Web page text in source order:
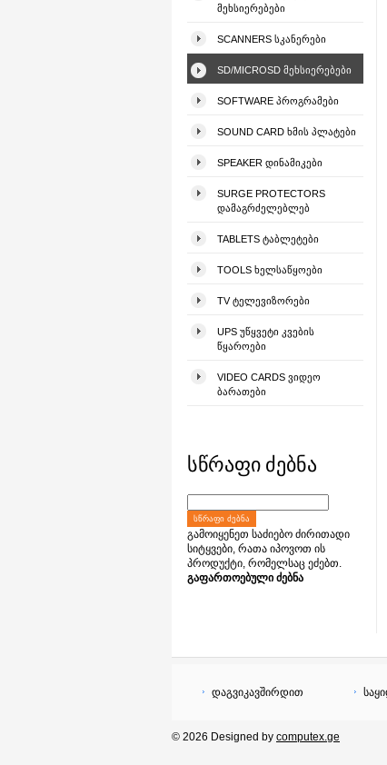
ᲛᲔᲮᲡᲘᲔᲠᲔᲑᲔᲑᲘ
SCANNERS ᲡᲙᲐᲜᲔᲠᲔᲑᲘ
SD/MICROSD ᲛᲔᲮᲡᲘᲔᲠᲔᲑᲔᲑᲘ
SOFTWARE ᲞᲠᲝᲒᲠᲐᲛᲔᲑᲘ
SOUND CARD ᲮᲛᲘᲡ ᲞᲚᲐᲢᲔᲑᲘ
SPEAKER ᲓᲘᲜᲐᲛᲘᲙᲔᲑᲘ
SURGE PROTECTORS
ᲓᲐᲛᲐᲒᲠᲫᲔᲚᲔᲑᲚᲔᲑ
TABLETS ᲢᲐᲑᲚᲔᲢᲔᲑᲘ
TOOLS ᲮᲔᲚᲡᲐᲬᲧᲝᲔᲑᲘ
TV ᲢᲔᲚᲔᲕᲘᲖᲝᲠᲔᲑᲘ
UPS ᲣᲬᲧᲕᲔᲢᲘ ᲙᲕᲔᲑᲘᲡ
ᲬᲧᲐᲠᲝᲔᲑᲘ
VIDEO CARDS ᲕᲘᲓᲔᲝ
ᲑᲐᲠᲐᲗᲔᲑᲘ
სწრაფი ძებნა
ᲡᲬᲠᲐᲤᲘ ᲫᲔᲑᲜᲐ
გამოიყენეთ საძიებო ძირითადი
სიტყვები, რათა იპოვოთ ის
პროდუქტი, რომელსაც ეძებთ.
გაფართოებული ძებნა
დაგვიკავშირდით
© 2026 Designed by computex.ge